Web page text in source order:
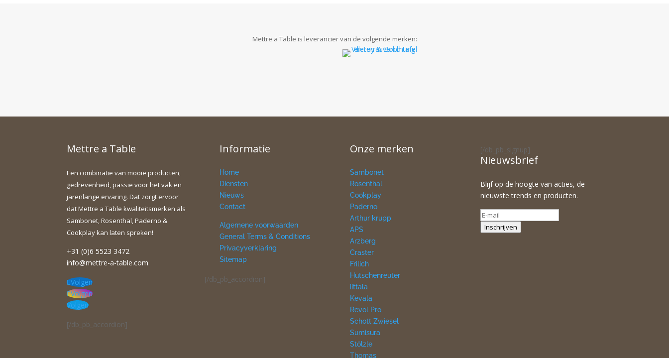
Mettre a Table is leverancier van de volgende merken:
Mettre a Table
Een combinatie van mooie producten,
gedrevenheid, passie voor het vak en
jarenlange ervaring. Dat zorgt ervoor
dat Mettre a Table kwaliteitsmerken als
Sambonet, Rosenthal, Paderno &
Cookplay kan laten spreken!
+31 (0)6 5523 3472
info@mettre-a-table.com
Volgen
Volgen
Volgen
[/db_pb_accordion]
Informatie
Home
Diensten
Nieuws
Contact
Algemene voorwaarden
General Terms & Conditions
Privacyverklaring
Sitemap
[/db_pb_accordion]
Onze merken
Sambonet
Rosenthal
Cookplay
Paderno
Arthur krupp
APS
Arzberg
Craster
Frilich
Hutschenreuter
iittala
Kevala
Revol Pro
Schott Zwiesel
Sumisura
Stölzle
Thomas
[/db_pb_signup]
Nieuwsbrief
Blijf op de hoogte van acties, de
nieuwste trends en producten.
Inschrijven